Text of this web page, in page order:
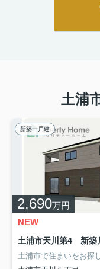
土浦
新築一戸建
2,690万円
NEW
土浦市天川第4 新